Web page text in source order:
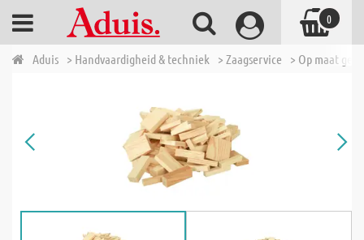
Aduis > Handvaardigheid & techniek > Zaagservice > Op maat
0